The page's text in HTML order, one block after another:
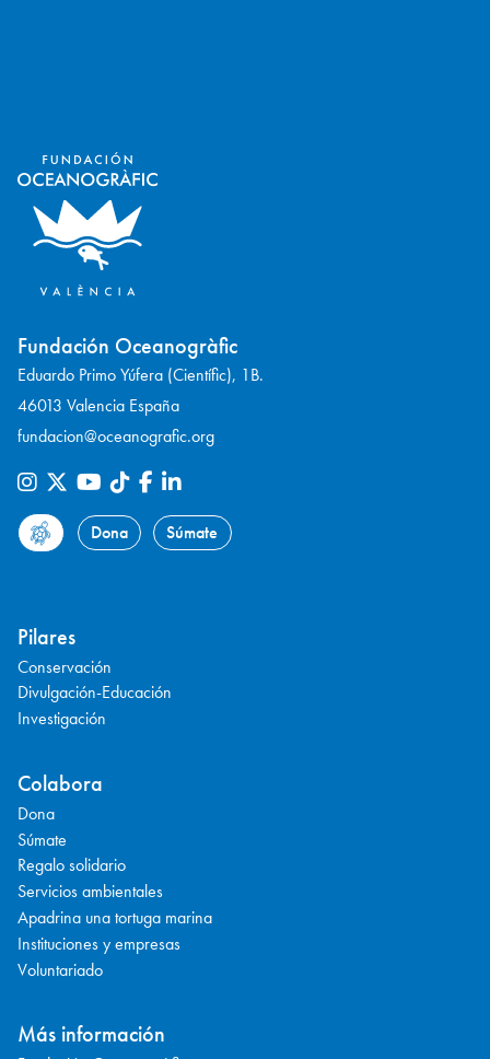
Fundación Oceanogràfic
Eduardo Primo Yúfera (Científic), 1B.
46013 Valencia España
fundacion@oceanografic.org
Dona Súmate
Pilares
Conservación
Divulgación-Educación
Investigación
Colabora
Dona
Súmate
Regalo solidario
Servicios ambientales
Apadrina una tortuga marina
Instituciones y empresas
Voluntariado
Más información